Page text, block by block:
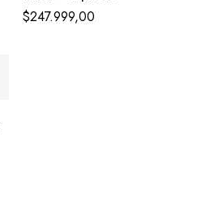
$247.999,00